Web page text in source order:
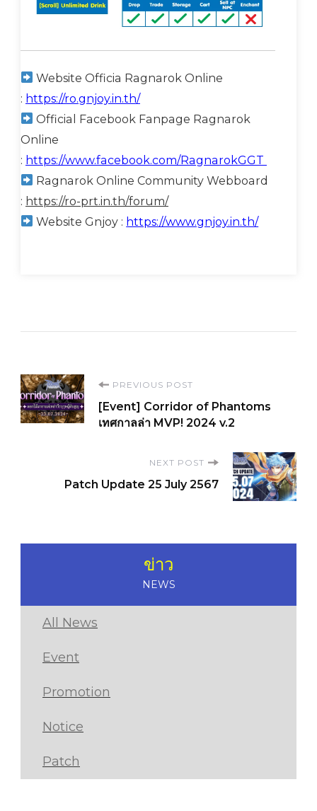
Website Officia Ragnarok Online
: https://ro.gnjoy.in.th/
Official Facebook Fanpage Ragnarok
Online
: https://www.facebook.com/RagnarokGGT
Ragnarok Online Community Webboard
: https://ro-prt.in.th/forum/
Website Gnjoy : https://www.gnjoy.in.th/
Post
Navigation
PREVIOUS POST
[Event] Corridor of Phantoms
เทศกาลล่า MVP! 2024 v.2
NEXT POST
Patch Update 25 July 2567
ข่าว
NEWS
All News
Event
Promotion
Notice
Patch